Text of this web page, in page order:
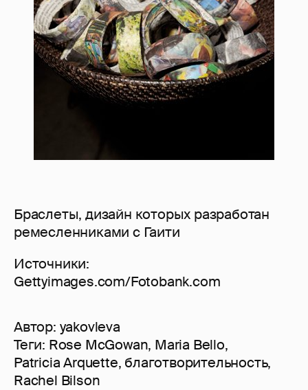
Браслеты, дизайн которых разработан
ремесленниками с Гаити
Источники:
Gettyimages.com/Fotobank.com
Автор: yakovleva
Теги: Rose McGowan, Maria Bello,
Patricia Arquette, благотворительность,
Rachel Bilson